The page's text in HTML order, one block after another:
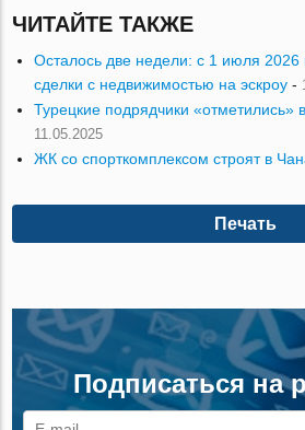
ЧИТАЙТЕ ТАКЖЕ
Осталось две недели: с 1 июля 2026
сделки с недвижимостью на эскроу -
Турецкие подрядчики «отметились»
11.05.2025
ЖК со спорткомплексом строят в
Печать
Подписаться на